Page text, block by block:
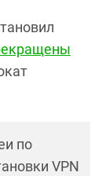
по
VPN